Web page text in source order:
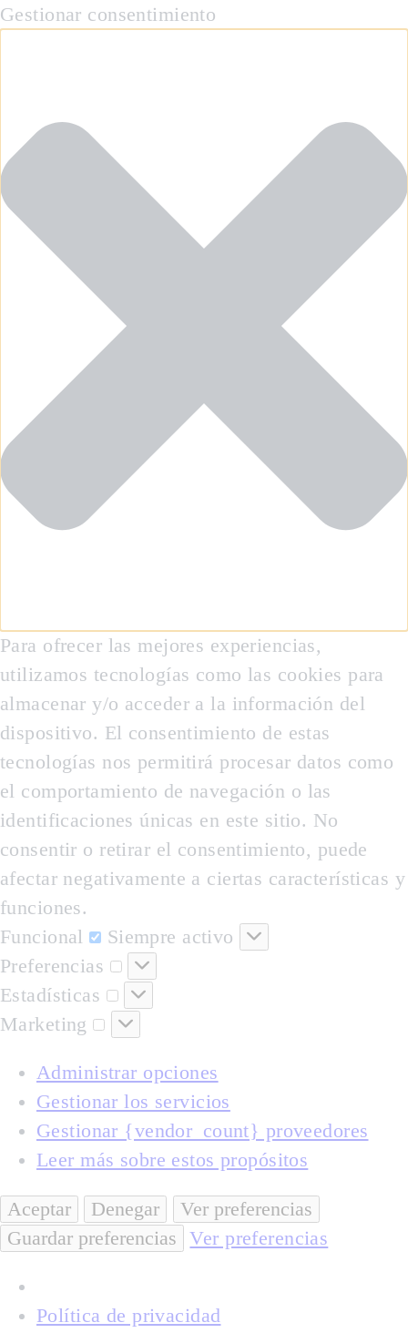
Gestionar consentimiento
Para ofrecer las mejores experiencias,
utilizamos tecnologías como las cookies para
almacenar y/o acceder a la información del
dispositivo. El consentimiento de estas
tecnologías nos permitirá procesar datos como
el comportamiento de navegación o las
identificaciones únicas en este sitio. No
consentir o retirar el consentimiento, puede
afectar negativamente a ciertas características y
funciones.
Funcional
Funcional
Siempre activo
Preferencias
Preferencias
Estadísticas
Estadísticas
Marketing
Marketing
Administrar opciones
Gestionar los servicios
Gestionar {vendor_count} proveedores
Leer más sobre estos propósitos
Aceptar Denegar
Ver preferencias
Guardar preferencias
Ver preferencias
Política de privacidad